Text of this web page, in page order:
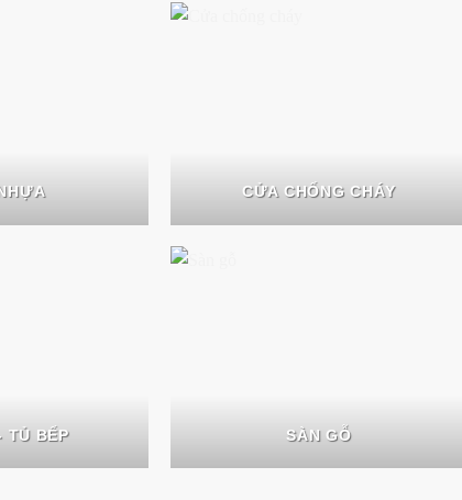
CỬA CHỐNG CHÁY
TỦ BẾP SÀN GỖ